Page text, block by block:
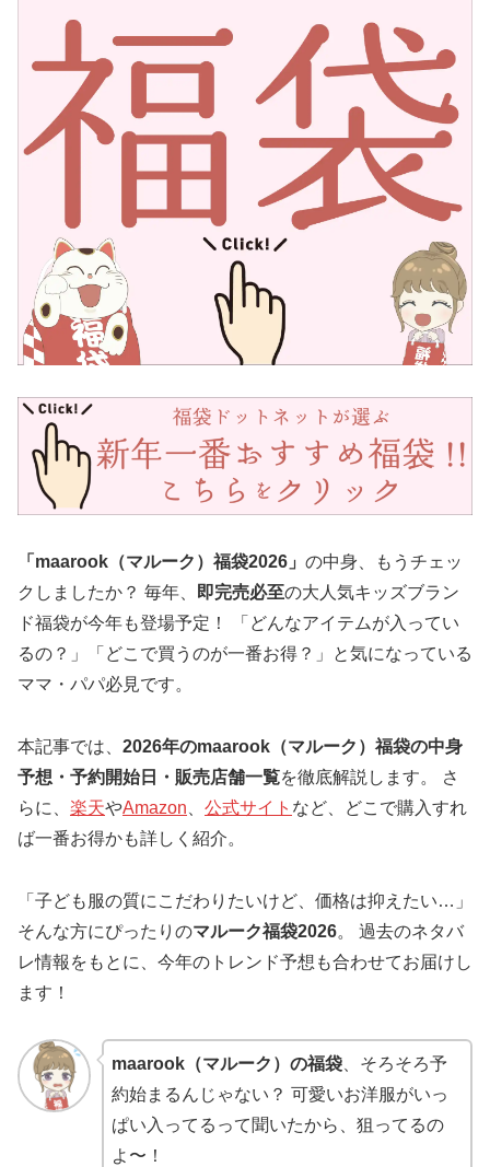
「maarook（マルーク）福袋2026」 の中身、もうチェッ
クしましたか？ 毎年、
即完売必至の大人気キッズブラン
ド福袋が今年も登場予定！ 「どんなアイテムが入ってい
るの？」「どこで買うのが一番お得？」と気になっている
ママ・パパ必見です。
本記事では、 2026年のmaarook（マルーク）福袋の中身
予想・予約開始日・販売店舗一覧を徹底解説します。 さ
らに、 楽天やAmazon 公式サイト など、どこで購入すれ
ば一番お得かも詳しく紹介。
「子ども服の質にこだわりたいけど、価格は抑えたい…」
そんな方にぴったりのマルーク福袋2026。 過去のネタバ
レ情報をもとに、今年のトレンド予想も合わせてお届けし
ます！
maarook（マルーク）の福袋、そろそろ予
約始まるんじゃない？ 可愛いお洋服がいっ
ぱい入ってるって聞いたから、狙ってるの
よ〜！